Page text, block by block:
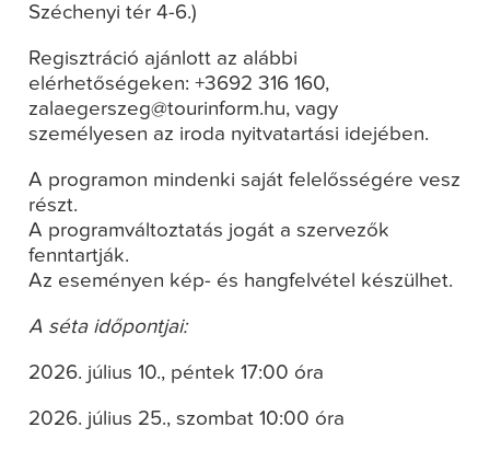
Széchenyi tér 4-6.)
Regisztráció ajánlott az alábbi
elérhetőségeken: +3692 316 160,
zalaegerszeg@tourinform.hu, vagy
személyesen az iroda nyitvatartási idejében.
A programon mindenki saját felelősségére vesz
részt.
A programváltoztatás jogát a szervezők
fenntartják.
Az eseményen kép- és hangfelvétel készülhet.
A séta időpontjai:
2026. július 10., péntek 17:00 óra
2026. július 25., szombat 10:00 óra